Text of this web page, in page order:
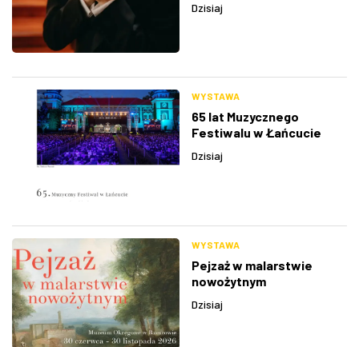
Dzisiaj
WYSTAWA
65 lat Muzycznego
Festiwalu w Łańcucie
Dzisiaj
WYSTAWA
Pejzaż w malarstwie
nowożytnym
Dzisiaj